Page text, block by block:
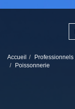
Accueil Professionnels
Poissonnerie